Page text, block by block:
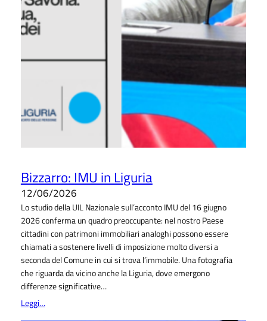
Bizzarro: IMU in Liguria
12/06/2026
Lo studio della UIL Nazionale sull’acconto IMU del 16 giugno
2026 conferma un quadro preoccupante: nel nostro Paese
cittadini con patrimoni immobiliari analoghi possono essere
chiamati a sostenere livelli di imposizione molto diversi a
seconda del Comune in cui si trova l’immobile. Una fotografia
che riguarda da vicino anche la Liguria, dove emergono
differenze significative…
Leggi…